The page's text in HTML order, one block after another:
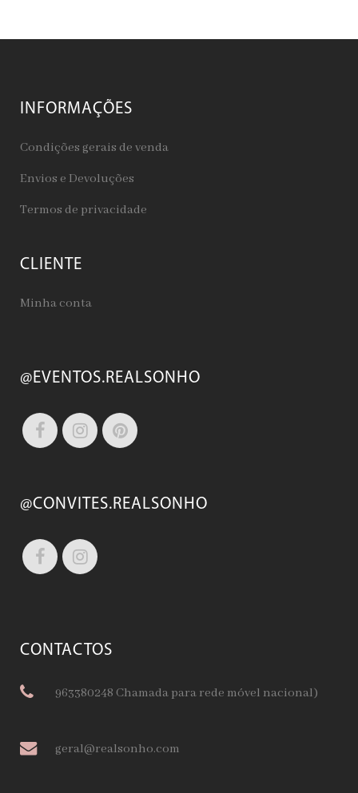
INFORMAÇÕES
Condições gerais de venda
Envios e Devoluções
Termos de privacidade
CLIENTE
Minha conta
@EVENTOS.REALSONHO
@CONVITES.REALSONHO
CONTACTOS
963380248 Chamada para rede móvel nacional)
geral@realsonho.com